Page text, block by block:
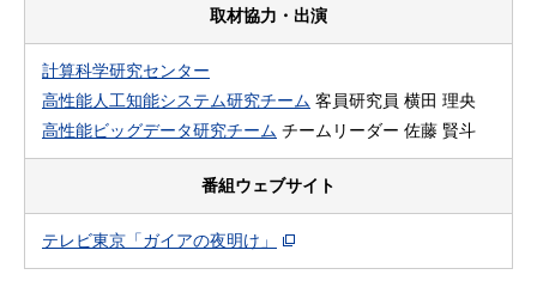
取材協力・出演
計算科学研究センター
高性能人工知能システム研究チーム 客員研究員 横田 理央
高性能ビッグデータ研究チーム チームリーダー 佐藤 賢斗
番組ウェブサイト
テレビ東京「ガイアの夜明け」